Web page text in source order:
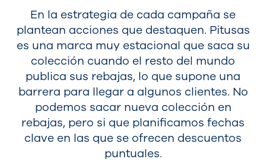
En la estrategia de cada campaña se
plantean acciones que destaquen. Pitusas
es una marca muy estacional que saca su
colección cuando el resto del mundo
publica sus rebajas, lo que supone una
barrera para llegar a algunos clientes. No
podemos sacar nueva colección en
rebajas, pero si que planificamos fechas
clave en las que se ofrecen descuentos
puntuales.